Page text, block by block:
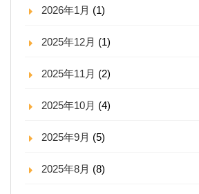
2026年1月 (1)
2025年12月 (1)
2025年11月 (2)
2025年10月 (4)
2025年9月 (5)
2025年8月 (8)